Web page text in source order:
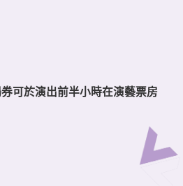
可於演出前半小時在演藝票房